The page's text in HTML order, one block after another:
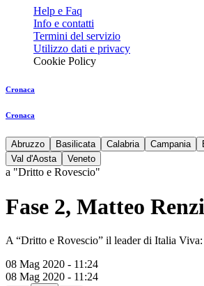
Help e Faq
Info e contatti
Termini del servizio
Utilizzo dati e privacy
Cookie Policy
Cronaca
Cronaca
Abruzzo Basilicata Calabria Campania
Val d'Aosta
Veneto
a "Dritto e Rovescio"
Fase 2, Matteo
A “Dritto e Rovescio” il leader di Italia
08 Mag 2020 - 11:24
08 Mag 2020 - 11:24